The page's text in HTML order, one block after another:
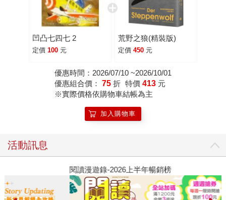
凹凸七四七 2
定價 100 元
荒野之狼(精裝版)
定價 450 元
優惠時間：2026/07/10 ~2026/10/01
優惠組合價： 75 折 特價 413 元
※實際價格依購物車結帳為主
加入購物車
活動訊息
閱讀漫遊錄-2026上半年暢銷榜